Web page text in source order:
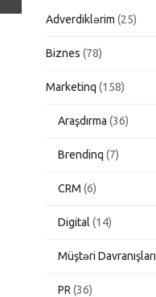
Adverdiklərim (25)
Biznes (78)
Marketinq (158)
Araşdırma (36)
Brendinq (7)
CRM (6)
Digital (14)
Müştəri Davranışları
PR (36)